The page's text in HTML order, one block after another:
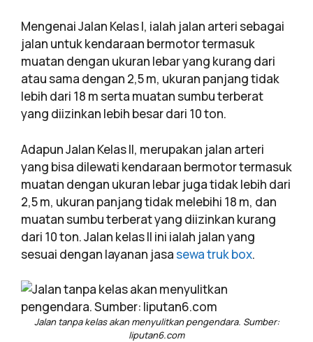
Mengenai Jalan Kelas I, ialah jalan arteri sebagai
jalan untuk kendaraan bermotor termasuk
muatan dengan ukuran lebar yang kurang dari
atau sama dengan 2,5 m, ukuran panjang tidak
lebih dari 18 m serta muatan sumbu terberat
yang diizinkan lebih besar dari 10 ton.
Adapun Jalan Kelas II, merupakan jalan arteri
yang bisa dilewati kendaraan bermotor termasuk
muatan dengan ukuran lebar juga tidak lebih dari
2,5 m, ukuran panjang tidak melebihi 18 m, dan
muatan sumbu terberat yang diizinkan kurang
dari 10 ton. Jalan kelas II ini ialah jalan yang
sesuai dengan layanan jasasewa truk box.
Jalan tanpa kelas akan menyulitkan pengendara. Sumber:
liputan6.com